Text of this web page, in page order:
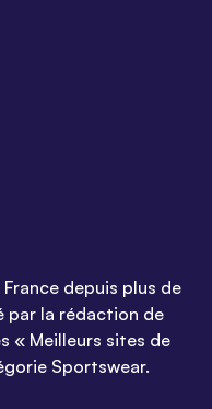
depuis plus de
par la rédaction de
« Meilleurs sites de
Sportswear.